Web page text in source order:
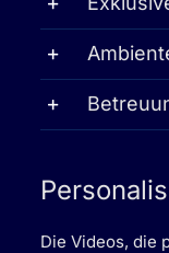
Die Videos, die